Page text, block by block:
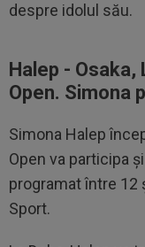
despre idolul său.
Halep - Osaka,
Open. Simona
Simona Halep
Open va participa
programat între 12
Sport.